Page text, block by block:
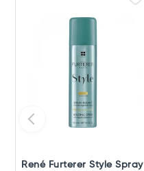
René Furterer Style Spray